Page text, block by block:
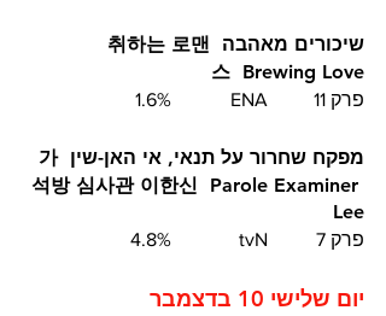
שיכורים מאהבה
취하는 로맨
스 Brewing Love
פרק 11	ENA		1.6%
מפקח שחרור על תנאי, אי האן-שין 가
석방 심사관 이한신
Parole Examiner
Lee
פרק 7	tvN		4.8%
יום שלישי 10 בדצמבר